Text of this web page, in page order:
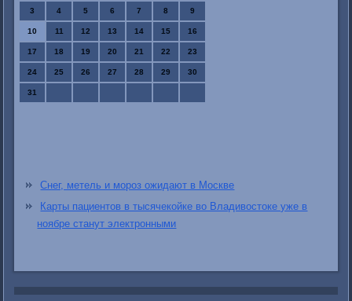
3 4 5 6 7 8 9
10 11 12 13 14 15 16
17 18 19 20 21 22 23
24 25 26 27 28 29 30
31
Снег, метель и мороз ожидают в Москве
Карты пациентов в тысячекойке во Владивостоке уже в
ноябре станут электронными